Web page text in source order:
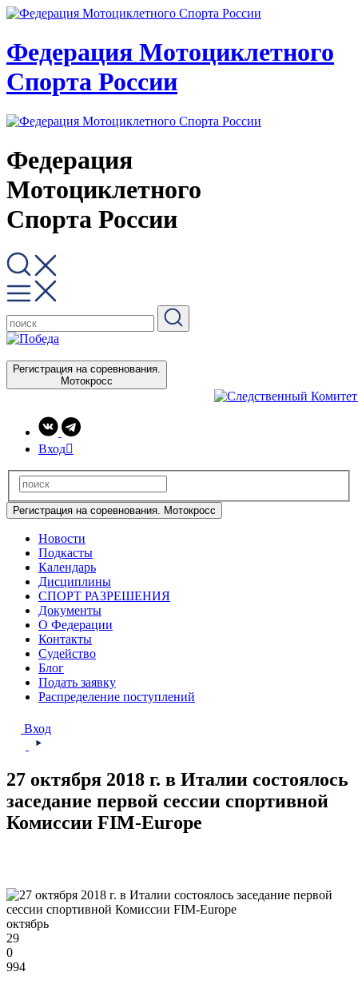
Федерация Мотоциклетного
Спорта России
Федерация
Мотоциклетного
Спорта России
Регистрация на соревнования.
Мотокросс
Вход
Регистрация на соревнования. Мотокросс
Новости
Подкасты
Календарь
Дисциплины
СПОРТ РАЗРЕШЕНИЯ
Документы
О Федерации
Контакты
Судейство
Блог
Подать заявку
Распределение поступлений
Вход
27 октября 2018 г. в Италии состоялось
заседание первой сессии спортивной
Комиссии FIM-Europe
октябрь
29
0
994